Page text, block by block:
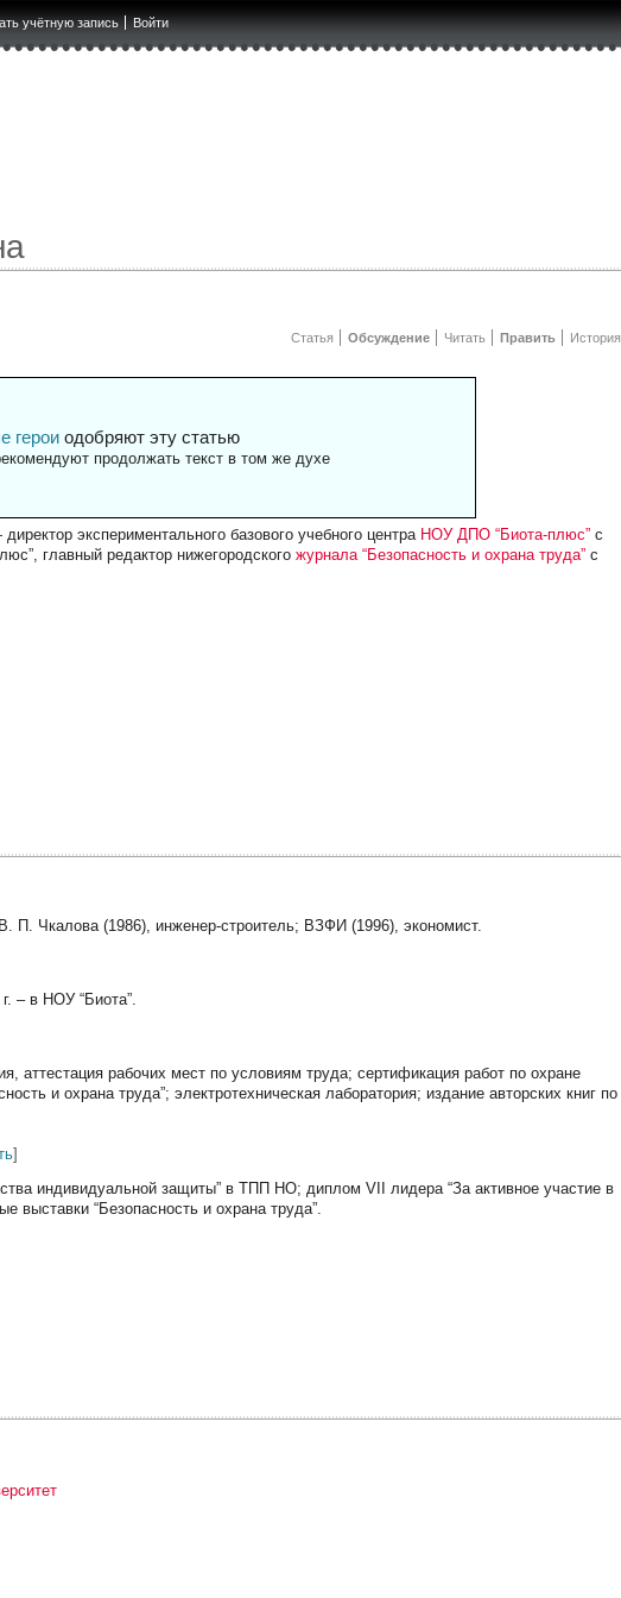
учётную запись Войти
Статья Обсуждение Читать Править История
героиодобряют эту статью
продолжать текст в том же духе
экспериментального базового учебного центра НОУ ДПО “Биота-плюс” с
главный редактор нижегородскогожурнала “Безопасность и охрана труда” с
П. Чкалова (1986), инженер-строитель; ВЗФИ (1996), экономист.
– в НОУ “Биота”.
аттестация рабочих мест по условиям труда; сертификация работ по охране
и охрана труда”; электротехническая лаборатория; издание авторских книг по
]
индивидуальной защиты” в ТПП НО; диплом VII лидера “За активное участие в
выставки “Безопасность и охрана труда”.